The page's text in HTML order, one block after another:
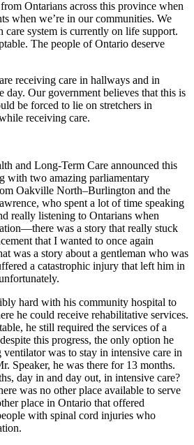
Ontarians across this province when
when we’re in our communities. We
care system is currently on life support.
The people of Ontario deserve
receiving care in hallways and in
day. Our government believes that this is
be forced to lie on stretchers in
receiving care.
and Long-Term Care announced this
with two amazing parliamentary
Oakville North–Burlington and the
who spent a lot of time speaking
really listening to Ontarians when
was a story that really stuck
that I wanted to once again
was a story about a gentleman who was
a catastrophic injury that left him in
hard with his community hospital to
he could receive rehabilitative services.
he still required the services of a
this progress, the only option he
ventilator was to stay in intensive care in
Speaker, he was there for 13 months.
day in and day out, in intensive care?
was no other place available to serve
place in Ontario that offered
with spinal cord injuries who